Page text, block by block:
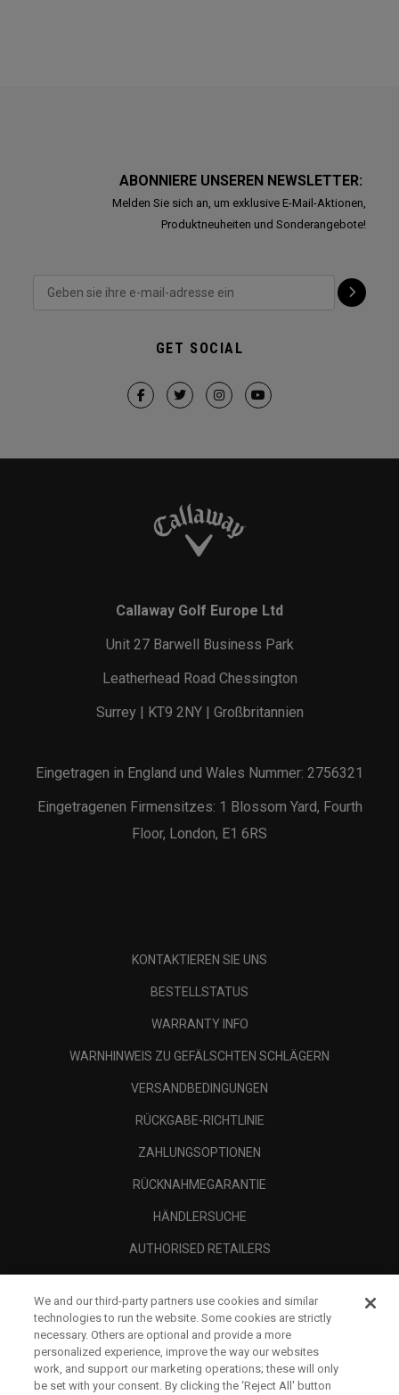
ABONNIERE UNSEREN NEWSLETTER:
Melden Sie sich an, um exklusive E-Mail-Aktionen,
Produktneuheiten und Sonderangebote!
GET SOCIAL
Callaway Golf Europe Ltd
Unit 27 Barwell Business Park
Leatherhead Road Chessington
Surrey | KT9 2NY | Großbritannien
Eingetragen in England und Wales Nummer: 2756321
Eingetragenen Firmensitzes: 1 Blossom Yard, Fourth
Floor, London, E1 6RS
KONTAKTIEREN SIE UNS
BESTELLSTATUS
WARRANTY INFO
WARNHINWEIS ZU GEFÄLSCHTEN SCHLÄGERN
VERSANDBEDINGUNGEN
RÜCKGABE-RICHTLINIE
ZAHLUNGSOPTIONEN
RÜCKNAHMEGARANTIE
HÄNDLERSUCHE
AUTHORISED RETAILERS
UNTERNEHMENSPROFIL
RECHTLICHES-
We and our third-party partners use cookies and similar
technologies to run the website. Some cookies are strictly
necessary. Others are optional and provide a more
personalized experience, improve the way our websites
work, and support our marketing operations; these will only
be set with your consent. By clicking the ‘Reject All' button